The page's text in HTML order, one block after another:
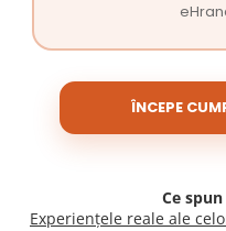
ÎNCEPE
Ce
Experiențele reale ale